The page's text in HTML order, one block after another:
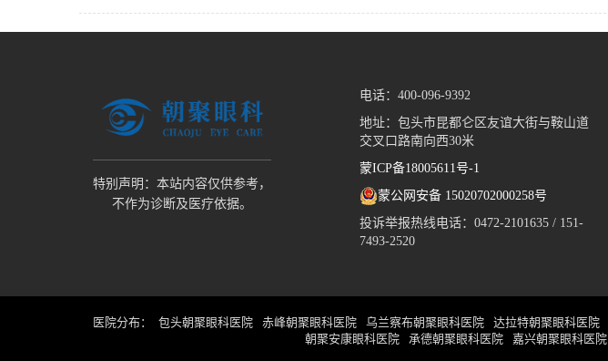
特别声明：本站内容仅供参考，
不作为诊断及医疗依据。
电话：400-096-9392
地址：包头市昆都仑区友谊大街与鞍山道
交叉口路南向西30米
蒙ICP备18005611号-1
蒙公网安备 15020702000258号
投诉举报热线电话：0472-2101635 / 151-
7493-2520
医院分布 包头朝聚眼科医院 赤峰朝聚眼科医院 乌兰察布朝聚眼科医院 达拉特朝聚眼科医院
朝聚安康眼科医院
承德朝聚眼科医院 嘉兴朝聚眼科医院